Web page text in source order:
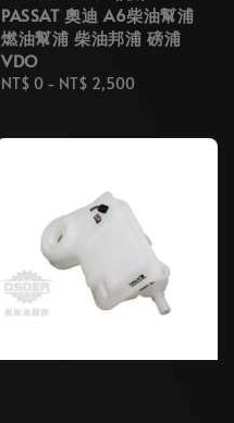
PASSAT 奧迪 A6柴油幫浦
燃油幫浦 柴油邦浦 磅浦
VDO
Regular
NT$ 0 - NT$ 2,500